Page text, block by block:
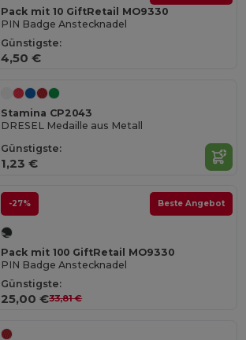
Pack mit 10 GiftRetail MO9330
PIN Badge Anstecknadel
Günstigste:
4,50 €
Stamina CP2043
DRESEL Medaille aus Metall
Günstigste:
1,23 €
-27% Beste Angebot
Pack mit 100 GiftRetail MO9330
PIN Badge Anstecknadel
Günstigste:
25,00 €33,81 €